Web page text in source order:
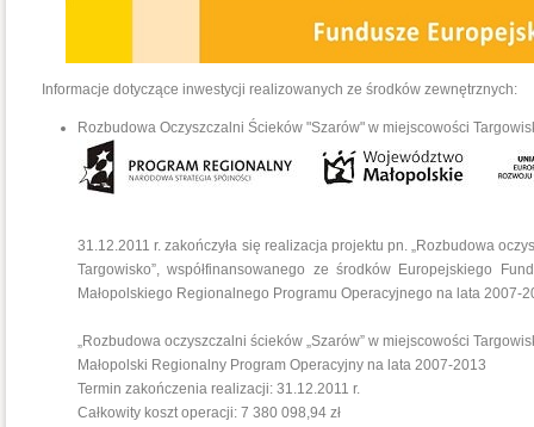
Informacje dotyczące inwestycji realizowanych ze środków zewnętrznych:
Rozbudowa Oczyszczalni Ścieków "Szarów" w miejscowości
31.12.2011 r. zakończyła się realizacja projektu pn. „Rozbudowa
Targowisko”, współfinansowanego ze środków Europejskiego
Małopolskiego Regionalnego Programu Operacyjnego na lata 2007-
„Rozbudowa oczyszczalni ścieków „Szarów” w miejscowości
Małopolski Regionalny Program Operacyjny na lata 2007-2013
Termin zakończenia realizacji: 31.12.2011 r.
Całkowity koszt operacji: 7 380 098,94 zł